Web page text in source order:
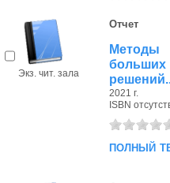
Экз. чит. зала
Отчет
Методы
2021 г.
ISBN
полный